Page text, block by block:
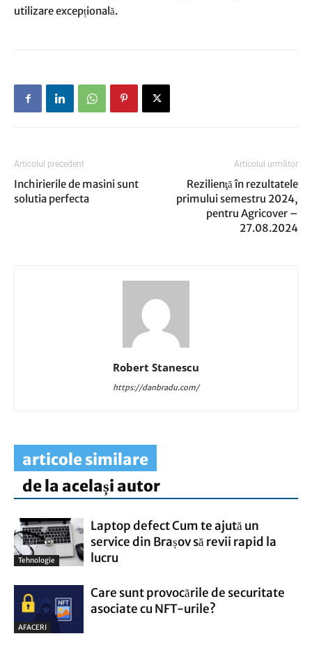
utilizare excepțională.
Articolul precedent
Inchirierile de masini sunt
solutia perfecta
Articolul următor
Rezilienţă în rezultatele
primului semestru 2024,
pentru Agricover –
27.08.2024
Robert Stanescu
https://danbradu.com/
articole similare
de la același autor
Tehnologie
Laptop defect Cum te ajută un
service din Brașov să revii rapid la
lucru
AFACERI
Care sunt provocările de securitate
asociate cu NFT-urile?